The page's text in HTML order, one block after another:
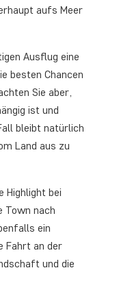
aufs Meer
Ausflug eine
besten Chancen
Sie aber,
ist und
bleibt natürlich
Land aus zu
Highlight bei
Town nach
ein
Fahrt an der
und die